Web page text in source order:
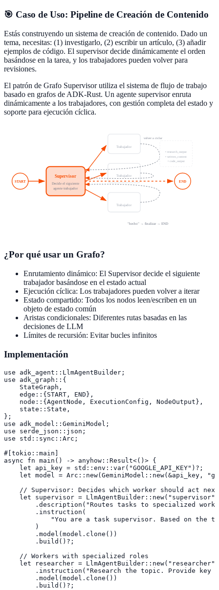
🎯 Caso de Uso: Pipeline de Creación de Contenido
Estás construyendo un sistema de creación de contenido. Dado un
tema, necesitas: (1) investigarlo, (2) escribir un artículo, (3) añadir
ejemplos de código. El supervisor decide dinámicamente el orden
basándose en la tarea, y los trabajadores pueden volver para
revisiones.
El patrón de Grafo Supervisor utiliza el sistema de flujo de trabajo
basado en grafos de ADK-Rust. Un agente supervisor enruta
dinámicamente a los trabajadores, con gestión completa del estado y
soporte para ejecución cíclica.
START
Supervisor
Decide el siguiente
agente trabajador
Trabajador
Escritor
Trabajador
Trabajador
END
volver a ciclar
"hecho" → finalizar → END
• research_output
• written_content
• code_output
¿Por qué usar un Grafo?
Enrutamiento dinámico: El Supervisor decide el siguiente
trabajador basándose en el estado actual
Ejecución cíclica: Los trabajadores pueden volver a iterar
Estado compartido: Todos los nodos leen/escriben en un
objeto de estado común
Aristas condicionales: Diferentes rutas basadas en las
decisiones de LLM
Límites de recursión: Evitar bucles infinitos
Implementación
use adk_agent::LlmAgentBuilder;
use adk_graph::{
    StateGraph,
    edge::{START, END},
    node::{AgentNode, ExecutionConfig, NodeOutput},
    state::State,
};
use adk_model::GeminiModel;
use serde_json::json;
use std::sync::Arc;
#[tokio::main]
async fn main() -> anyhow::Result<()> {
    let api_key = std::env::var("GOOGLE_API_KEY")?;
let model = Arc::new(GeminiModel::new(&api_key,
    // Supervisor: Decides which worker should act next
    let supervisor = LlmAgentBuilder::new("supervisor")
.description("Routes tasks to specialized
        .instruction(
"You are a task supervisor. Based on the
        )
        .model(model.clone())
        .build()?;
    // Workers with specialized roles
    let researcher = LlmAgentBuilder::new("researcher")
.instruction("Research the topic. Provide key
        .model(model.clone())
        .build()?;